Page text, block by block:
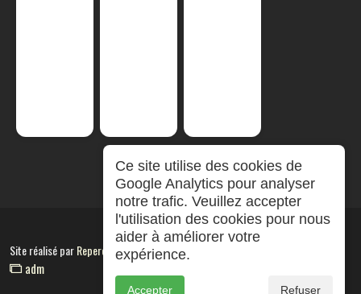
Site réalisé parRepereCom
adm
Ce site utilise des cookies de
Google Analytics pour analyser
notre trafic. Veuillez accepter
l'utilisation des cookies pour nous
aider à améliorer votre
expérience.
Accepter Refuser